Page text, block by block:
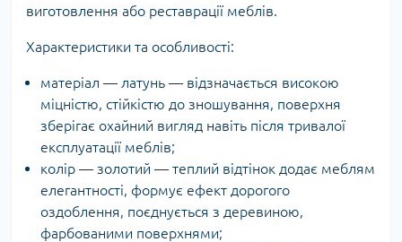
виготовлення або реставрації меблів.
Характеристики та особливості:
матеріал — латунь — відзначається високою
міцністю, стійкістю до зношування, поверхня
зберігає охайний вигляд навіть після тривалої
експлуатації меблів;
колір — золотий — теплий відтінок додає меблям
елегантності, формує ефект дорогого
оздоблення, поєднується з деревиною,
фарбованими поверхнями;